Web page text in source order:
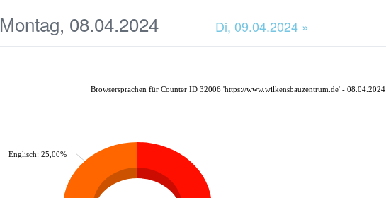
Montag, 08.04.2024 Di, 09.04.2024 »
Englisch: 25,00%
Browsersprachen für Counter ID 32006 'https://www.wilkensbauzentrum.de' - 08.04.2024